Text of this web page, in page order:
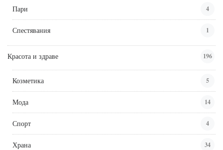
Пари 4
Спестявания 1
Красота и здраве 196
Козметика 5
Мода 14
Спорт 4
Храна 34